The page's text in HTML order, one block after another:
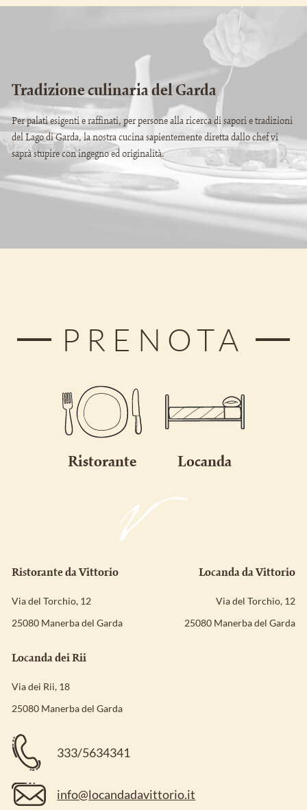
Tradizione culinaria del Garda
Per palati esigenti e raffinati, per persone alla ricerca di sapori e tradizioni
del Lago di Garda, la nostra cucina sapientemente diretta dallo chef vi
saprà stupire con ingegno ed originalità.
PRENOTA
Ristorante Locanda
Ristorante da Vittorio
Via del Torchio, 12
25080 Manerba del Garda
Locanda da Vittorio
Via del Torchio, 12
25080 Manerba del Garda
Locanda dei Rii
Via dei Rii, 18
25080 Manerba del Garda
333/5634341
info@locandadavittorio.it